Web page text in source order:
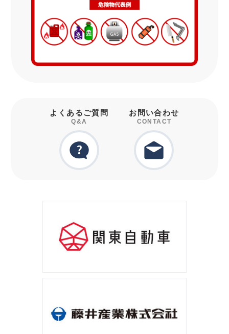
よくあるご質問
Q&A
お問い合わせ
CONTACT